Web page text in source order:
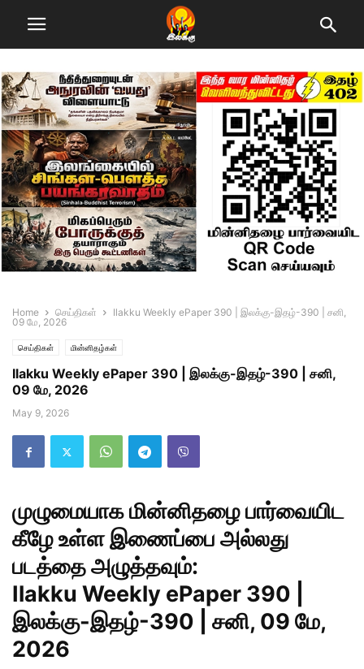
Home செய்திகள்
Ilakku Weekly ePaper 390 | இலக்கு-இதழ்-390 | சனி,
09 மே, 2026
செய்திகள் மின்னிதழ்கள்
Ilakku Weekly ePaper 390 | இலக்கு-இதழ்-390 | சனி,
09 மே, 2026
May 9, 2026
முழுமையாக மின்னிதழை பார்வையிட
கீழே உள்ள இணைப்பை அல்லது
படத்தை அழுத்தவும்:
Ilakku Weekly ePaper 390 |
இலக்கு-இதழ்-390 | சனி, 09 மே,
2026